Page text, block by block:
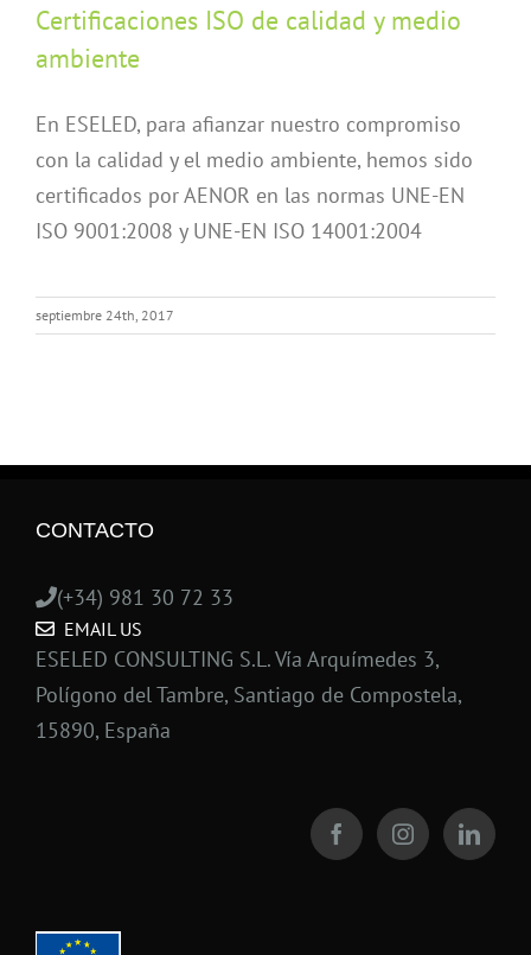
Certificaciones ISO de calidad y medio
ambiente
En ESELED, para afianzar nuestro compromiso
con la calidad y el medio ambiente, hemos sido
certificados por AENOR en las normas UNE-EN
ISO 9001:2008 y UNE-EN ISO 14001:2004
septiembre 24th, 2017
CONTACTO
(+34) 981 30 72 33
EMAIL US
ESELED CONSULTING S.L. Vía Arquímedes 3,
Polígono del Tambre, Santiago de Compostela,
15890, España